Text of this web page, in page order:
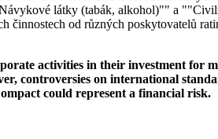
látky (tabák, alkohol)"" a
činnostech od různých poskytovatelů
activities in their investment for
controversies on international
could represent a financial risk.